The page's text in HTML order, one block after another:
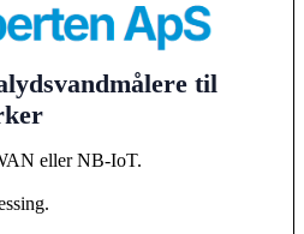
til
eller NB-IoT.